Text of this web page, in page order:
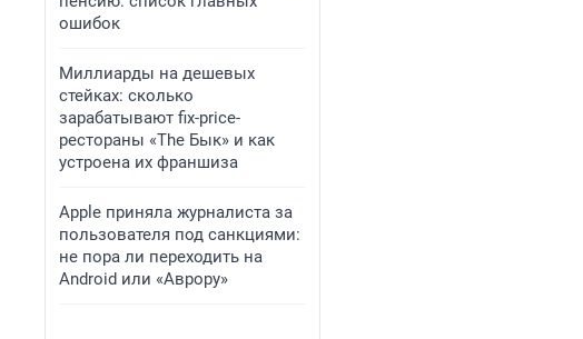
ошибок
Миллиарды на дешевых
стейках: сколько
зарабатывают fix-price-
рестораны «The Бык» и как
устроена их франшиза
Apple приняла журналиста за
пользователя под санкциями:
не пора ли переходить на
Android или «Аврору»